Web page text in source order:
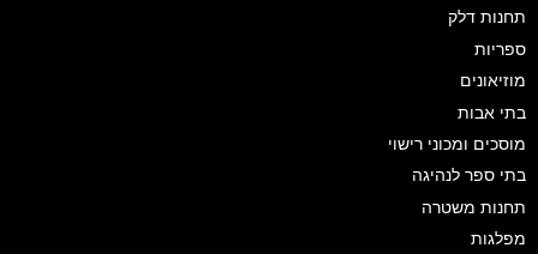
תחנות דלק
ספריות
מוזיאונים
בתי אבות
מוסכים ומכוני רישוי
בתי ספר לנהיגה
תחנות משטרה
מפלגות